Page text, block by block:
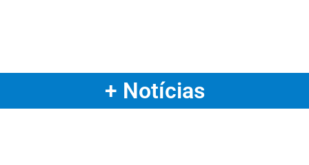
+ Notícias